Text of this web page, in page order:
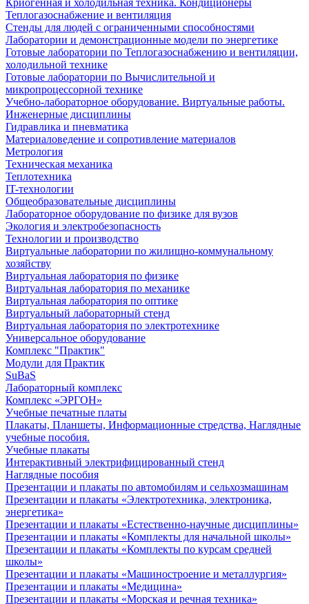
Криогенная и холодильная техника. Кондиционеры
Теплогазоснабжение и вентиляция
Стенды для людей с ограниченными способностями
Лаборатории и демонстрационные модели по энергетике
Готовые лаборатории по Теплогазоснабжению и вентиляции,
холодильной технике
Готовые лаборатории по Вычислительной и
микропроцессорной технике
Учебно-лабораторное оборудование. Виртуальные работы.
Инженерные дисциплины
Гидравлика и пневматика
Материаловедение и сопротивление материалов
Метрология
Техническая механика
Теплотехника
IT-технологии
Общеобразовательные дисциплины
Лабораторное оборудование по физике для вузов
Экология и электробезопасность
Технологии и производство
Виртуальные лаборатории по жилищно-коммунальному
хозяйству
Виртуальная лаборатория по физике
Виртуальная лаборатория по механике
Виртуальная лаборатория по оптике
Виртуальный лабораторный стенд
Виртуальная лаборатория по электротехнике
Универсальное оборудование
Комплекс "Практик"
Модули для Практик
SuBaS
Лабораторный комплекс
Комплекс «ЭРГОН»
Учебные печатные платы
Плакаты, Планшеты, Информационные стредства, Наглядные
учебные пособия.
Учебные плакаты
Интерактивный электрифицированный стенд
Наглядные пособия
Презентации и плакаты по автомобилям и сельхозмашинам
Презентации и плакаты «Электротехника, электроника,
энергетика»
Презентации и плакаты «Естественно-научные дисциплины»
Презентации и плакаты «Комплекты для начальной школы»
Презентации и плакаты «Комплекты по курсам средней
школы»
Презентации и плакаты «Машиностроение и металлургия»
Презентации и плакаты «Медицина»
Презентации и плакаты «Морская и речная техника»